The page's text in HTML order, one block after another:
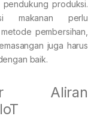
produksi.
makanan perlu
pembersihan,
juga harus
baik.
Aliran